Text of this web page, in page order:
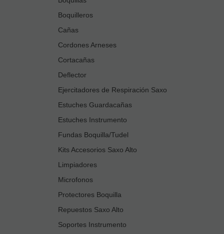
Boquilleros
Cañas
Cordones Arneses
Cortacañas
Deflector
Ejercitadores de Respiración Saxo
Estuches Guardacañas
Estuches Instrumento
Fundas Boquilla/Tudel
Kits Accesorios Saxo Alto
Limpiadores
Microfonos
Protectores Boquilla
Repuestos Saxo Alto
Soportes Instrumento